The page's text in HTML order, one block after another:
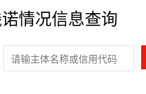
情况信息查询